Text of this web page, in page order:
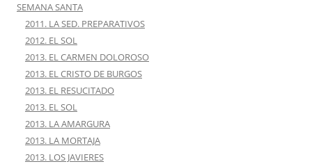
SEMANA SANTA
2011. LA SED. PREPARATIVOS
2012. EL SOL
2013. EL CARMEN DOLOROSO
2013. EL CRISTO DE BURGOS
2013. EL RESUCITADO
2013. EL SOL
2013. LA AMARGURA
2013. LA MORTAJA
2013. LOS JAVIERES